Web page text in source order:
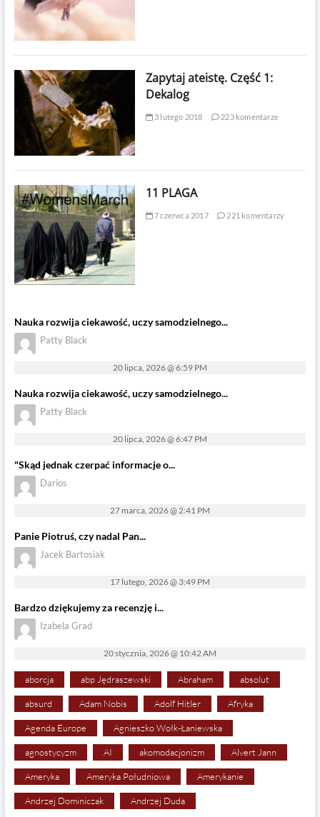
Zapytaj ateistę. Część 1:
Dekalog
3 lutego 2018 223 komentarze
11 PLAGA
7 czerwca 2017 221 komentarzy
Nauka rozwija ciekawość, uczy samodzielnego...
Patty Black
20 lipca, 2026 @ 6:59 PM
Nauka rozwija ciekawość, uczy samodzielnego...
Patty Black
20 lipca, 2026 @ 6:47 PM
"Skąd jednak czerpać informacje o...
Darios
27 marca, 2026 @ 2:41 PM
Panie Piotruś, czy nadal Pan...
Jacek Bartosiak
17 lutego, 2026 @ 3:49 PM
Bardzo dziękujemy za recenzję i...
Izabela Grad
20 stycznia, 2026 @ 10:42 AM
aborcja abp Jędraszewski Abraham absolut
absurd Adam Nobis Adolf Hitler Afryka
Agenda Europe Agnieszko Wołk-Łaniewska
agnostycyzm AI akomodacjonizm Alvert Jann
Ameryka Ameryka Południowa Amerykanie
Andrzej Dominiczak Andrzej Duda